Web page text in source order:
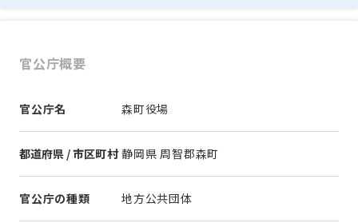
官公庁概要
官公庁名 森町役場
都道府県 / 市区町村 静岡県 周智郡森町
官公庁の種類 地方公共団体